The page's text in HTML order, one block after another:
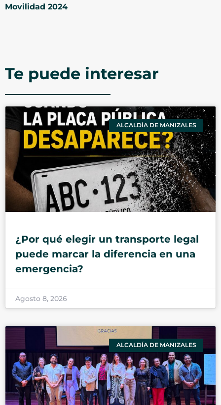
Movilidad 2024
Te puede interesar
ALCALDÍA DE MANIZALES
¿Por qué elegir un transporte legal
puede marcar la diferencia en una
emergencia?
Agosto 8, 2026
ALCALDÍA DE MANIZALES